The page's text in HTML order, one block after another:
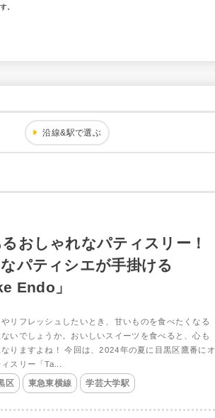
。
沿線&駅で選ぶ
おしゃれなパティスリー！
パティシエが手掛ける
Endo」
リフレッシュしたいとき、甘いものを食べたくなる
ないでしょうか。おいしいスイーツを食べると、心も
りますよね！ 今回は、2024年の夏に目黒区鷹番にオ
スリー「Ta...
区 東急東横線 学芸大学駅